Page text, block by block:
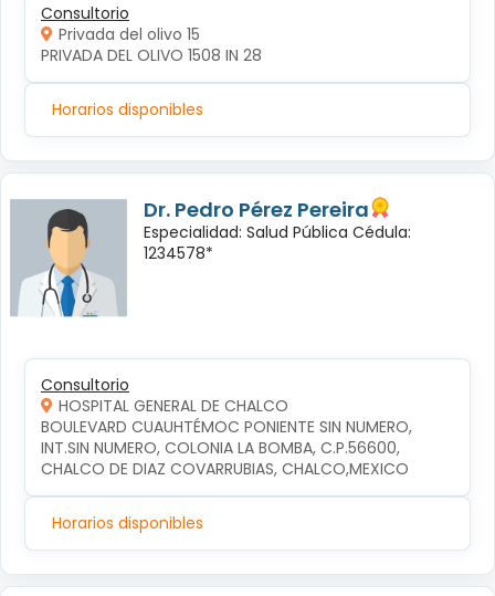
Consultorio
Privada del olivo 15
PRIVADA DEL OLIVO 1508 IN 28
Horarios disponibles
Dr. Pedro Pérez Pereira
Especialidad: Salud Pública Cédula:
1234578*
Consultorio
HOSPITAL GENERAL DE CHALCO
BOULEVARD CUAUHTÉMOC PONIENTE SIN NUMERO,
INT.SIN NUMERO, COLONIA LA BOMBA, C.P.56600,
CHALCO DE DIAZ COVARRUBIAS, CHALCO,MEXICO
Horarios disponibles